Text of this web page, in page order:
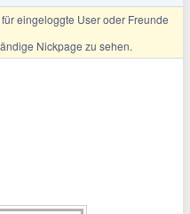
eingeloggte User oder Freunde
Nickpage zu sehen.